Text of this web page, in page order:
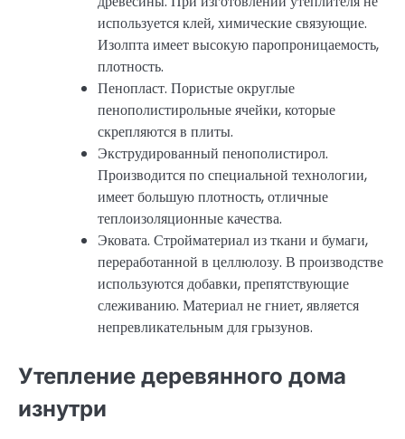
используется клей, химические связующие.
Изолпта имеет высокую паропроницаемость,
плотность.
Пенопласт. Пористые округлые
пенополистирольные ячейки, которые
скрепляются в плиты.
Экструдированный пенополистирол.
Производится по специальной технологии,
имеет большую плотность, отличные
теплоизоляционные качества.
Эковата. Стройматериал из ткани и бумаги,
переработанной в целлюлозу. В производстве
используются добавки, препятствующие
слеживанию. Материал не гниет, является
непревликательным для грызунов.
Утепление деревянного дома
изнутри